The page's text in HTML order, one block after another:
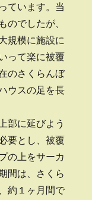
ています。当
のでしたが、
規模に施設に
って楽に被覆
のさくらんぼ
ウスの足を長
部に延びよう
要とし、被覆
の上をサーカ
間は、さくら
約１ヶ月間で